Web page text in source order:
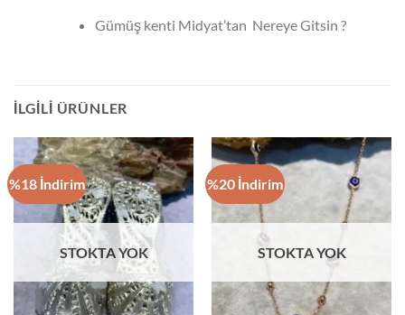
Gümüş kenti Midyat’tan Nereye Gitsin ?
İLGILI ÜRÜNLER
%18 İndirim
STOKTA YOK
%20 İndirim
STOKTA YOK